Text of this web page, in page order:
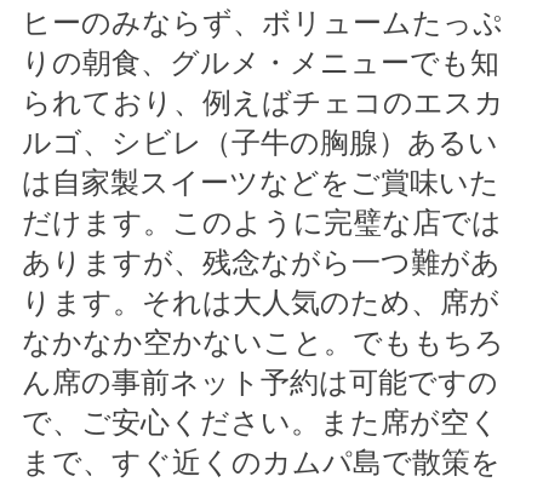
ヒーのみならず、ボリュームたっぷ
りの朝食、グルメ・メニューでも知
られており、例えばチェコのエスカ
ルゴ、シビレ（子牛の胸腺）あるい
は自家製スイーツなどをご賞味いた
だけます。このように完璧な店では
ありますが、残念ながら一つ難があ
ります。それは大人気のため、席が
なかなか空かないこと。でももちろ
ん席の事前ネット予約は可能ですの
で、ご安心ください。また席が空く
まで、すぐ近くのカムパ島で散策を